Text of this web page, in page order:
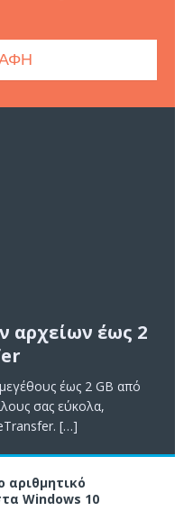
αρχείων έως 2
μεγέθους έως 2 GB από
σας εύκολα,
[…]
αριθμητικό
Windows 10